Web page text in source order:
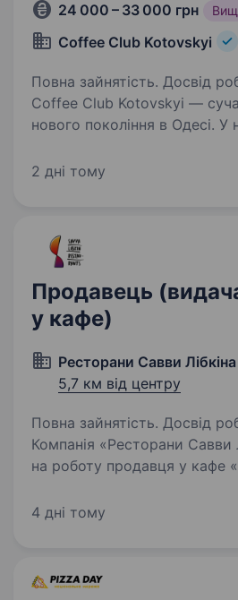
24 000 – 33 000 грн
Coffee Club Kotovskyi
Повна зайнятість. Досвід
Coffee Club Kotovskyi —
нового покоління в Одесі.
настрій, за яким
2 дні тому
Продавець
у кафе)
Ресторани Савви Лібкіна
5,7 км від центру
Повна зайнятість. Досвід
Компанія «Ресторани Савви
на роботу продавця у кафе
відповідальну людину, яка
4 дні тому